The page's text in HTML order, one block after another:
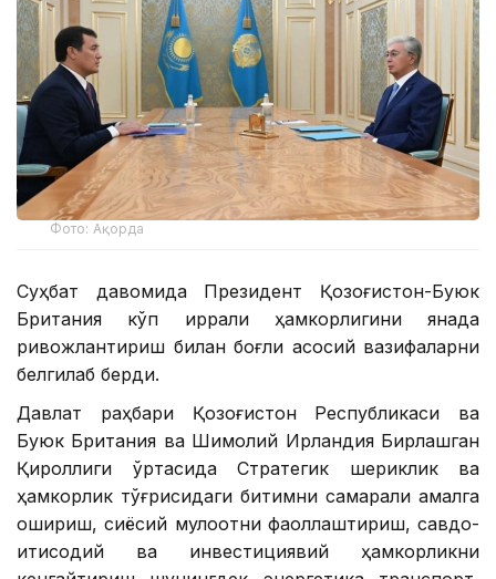
Фото: Ақорда
Суҳбат давомида Президент Қозоғистон-Буюк
Британия кўп қиррали ҳамкорлигини янада
ривожлантириш билан боғлиқ асосий вазифаларни
белгилаб берди.
Давлат раҳбари Қозоғистон Республикаси ва
Буюк Британия ва Шимолий Ирландия Бирлашган
Қироллиги ўртасида Стратегик шериклик ва
ҳамкорлик тўғрисидаги битимни самарали амалга
ошириш, сиёсий мулоқотни фаоллаштириш, савдо-
иқтисодий ва инвестициявий ҳамкорликни